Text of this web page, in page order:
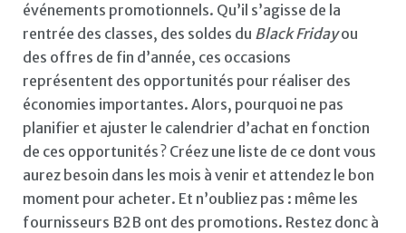
événements promotionnels. Qu’il s’agisse de la
rentrée des classes, des soldes du Black Fridayou
des offres de fin d’année, ces occasions
représentent des opportunités pour réaliser des
économies importantes. Alors, pourquoi ne pas
planifier et ajuster le calendrier d’achat en fonction
de ces opportunités ? Créez une liste de ce dont vous
aurez besoin dans les mois à venir et attendez le bon
moment pour acheter. Et n’oubliez pas : même les
fournisseurs B2B ont des promotions. Restez donc à